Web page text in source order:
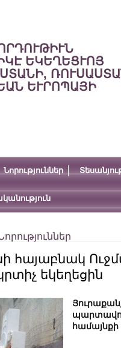
ԵԿԵՂԵՑՒՈՅ
ԵՒՐՈՊԱՅԻ
Նորություններ
հայաբնակ
եկեղեցին
համայնքի